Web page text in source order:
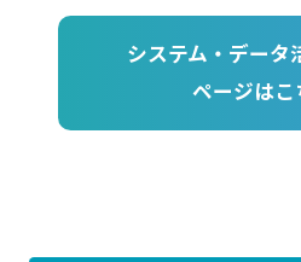
システム・データ
ページは